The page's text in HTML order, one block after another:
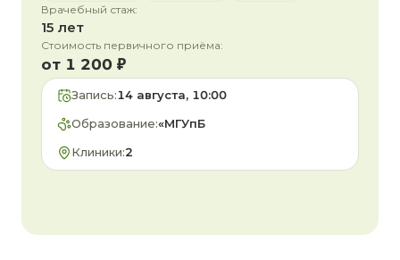
Врачебный стаж:
15 лет
Стоимость первичного приёма:
от 1 200 ₽
Запись:14 августа, 10:00
Образование:«МГУпБ
Клиники:2